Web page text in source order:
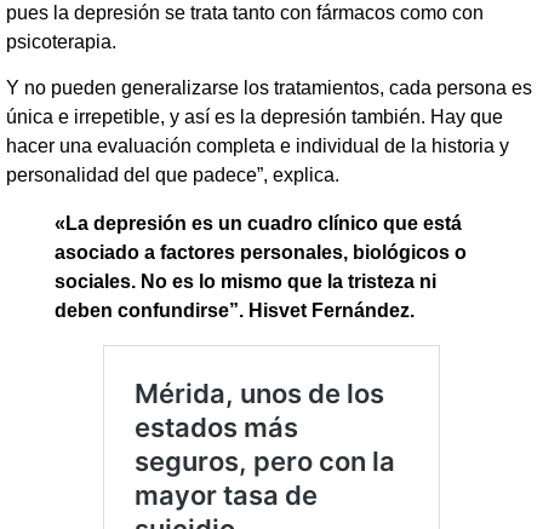
pues la depresión se trata tanto con fármacos como con
psicoterapia.
Y no pueden generalizarse los tratamientos, cada persona es
única e irrepetible, y así es la depresión también. Hay que
hacer una evaluación completa e individual de la historia y
personalidad del que padece”, explica.
«La depresión es un cuadro clínico que está
asociado a factores personales, biológicos o
sociales. No es lo mismo que la tristeza ni
deben confundirse”. Hisvet Fernández.